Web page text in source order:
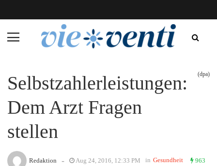
Selbstzahlerleistungen:
Dem Arzt Fragen
stellen
(dpa)
Redaktion - Aug 24, 2016, 12:33 PM in Gesundheit 963